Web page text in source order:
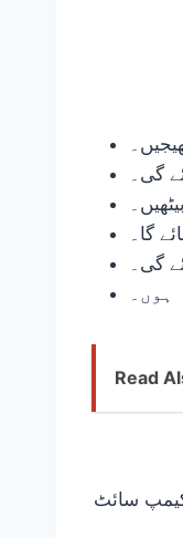
گی۔
گا۔
گی۔
ہوں۔
Read
اگلی قسط اور کیمپ سائٹ